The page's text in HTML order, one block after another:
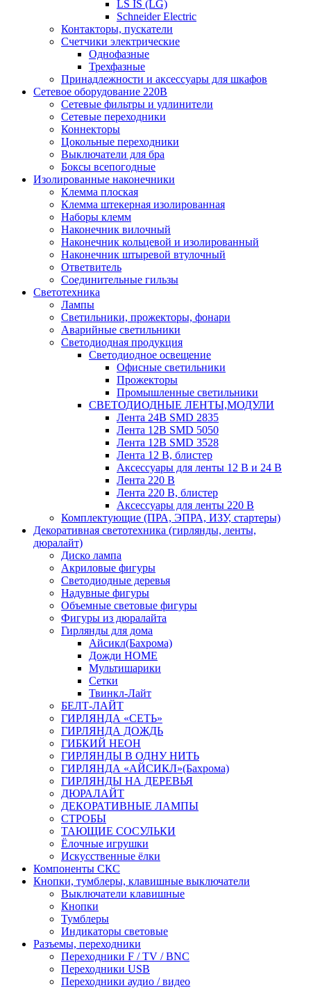
LS IS (LG)
Schneider Electric
Контакторы, пускатели
Счетчики электрические
Однофазные
Трехфазные
Принадлежности и аксессуары для шкафов
Сетевое оборудование 220В
Сетевые фильтры и удлинители
Сетевые переходники
Коннекторы
Цокольные переходники
Выключатели для бра
Боксы всепогодные
Изолированные наконечники
Клемма плоская
Клемма штекерная изолированная
Наборы клемм
Наконечник вилочный
Наконечник кольцевой и изолированный
Наконечник штыревой втулочный
Ответвитель
Соединительные гильзы
Светотехника
Лампы
Светильники, прожекторы, фонари
Аварийные светильники
Светодиодная продукция
Светодиодное освещение
Офисные светильники
Прожекторы
Промышленные светильники
СВЕТОДИОДНЫЕ ЛЕНТЫ,МОДУЛИ
Лента 24В SMD 2835
Лента 12В SMD 5050
Лента 12В SMD 3528
Лента 12 В, блистер
Аксессуары для ленты 12 В и 24 В
Лента 220 В
Лента 220 В, блистер
Аксессуары для ленты 220 В
Комплектующие (ПРА, ЭПРА, ИЗУ, стартеры)
Декоративная светотехника (гирлянды, ленты,
дюралайт)
Диско лампа
Акриловые фигуры
Светодиодные деревья
Надувные фигуры
Объемные световые фигуры
Фигуры из дюралайта
Гирлянды для дома
Айсикл(Бахрома)
Дожди HOME
Мультишарики
Сетки
Твинкл-Лайт
БЕЛТ-ЛАЙТ
ГИРЛЯНДА «СЕТЬ»
ГИРЛЯНДА ДОЖДЬ
ГИБКИЙ НЕОН
ГИРЛЯНДЫ В ОДНУ НИТЬ
ГИРЛЯНДА «АЙСИКЛ»(Бахрома)
ГИРЛЯНДЫ НА ДЕРЕВЬЯ
ДЮРАЛАЙТ
ДЕКОРАТИВНЫЕ ЛАМПЫ
СТРОБЫ
ТАЮЩИЕ СОСУЛЬКИ
Ёлочные игрушки
Искусственные ёлки
Компоненты СКС
Кнопки, тумблеры, клавишные выключатели
Выключатели клавишные
Кнопки
Тумблеры
Индикаторы световые
Разъемы, переходники
Переходники F / TV / BNC
Переходники USB
Переходники аудио / видео